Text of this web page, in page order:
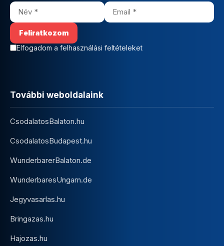
Elfogadom a felhasználási feltételeket
További weboldalaink
CsodalatosBalaton.hu
CsodalatosBudapest.hu
WunderbarerBalaton.de
WunderbaresUngarn.de
Jegyvasarlas.hu
Bringazas.hu
Hajozas.hu